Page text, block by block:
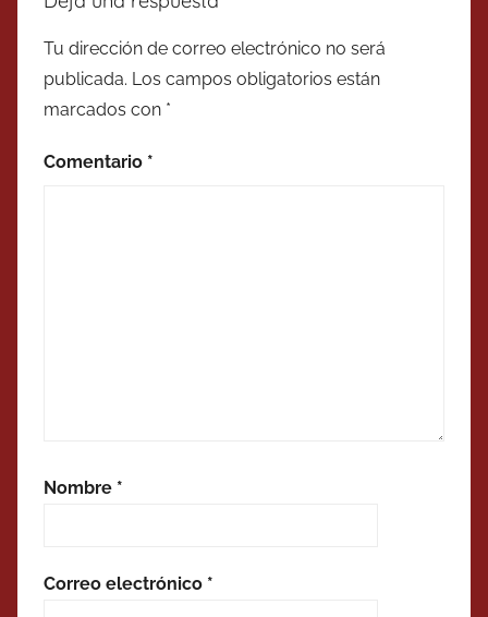
Tu dirección de correo electrónico no será
publicada. Los campos obligatorios están
marcados con *
Comentario *
Nombre *
Correo electrónico *